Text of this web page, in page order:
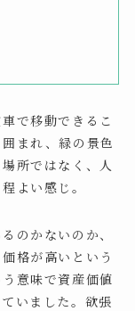
で移動できるこ
まれ、緑の景色
所ではなく、人
よい感じ。
のかないのか、
格が高いという
意味で資産価値
いました。欲張